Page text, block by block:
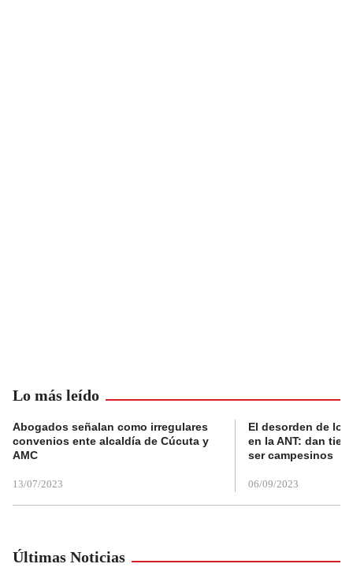
Lo más leído
Abogados señalan como irregulares
convenios ente alcaldía de Cúcuta y
AMC
13/07/2023
El desorden de
en la ANT: dan
ser campesinos
06/09/2023
Últimas Noticias